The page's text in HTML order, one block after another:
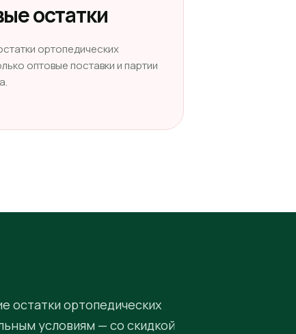
остатки
ортопедических
оптовые поставки и партии
остатки ортопедических
условиям — со скидкой